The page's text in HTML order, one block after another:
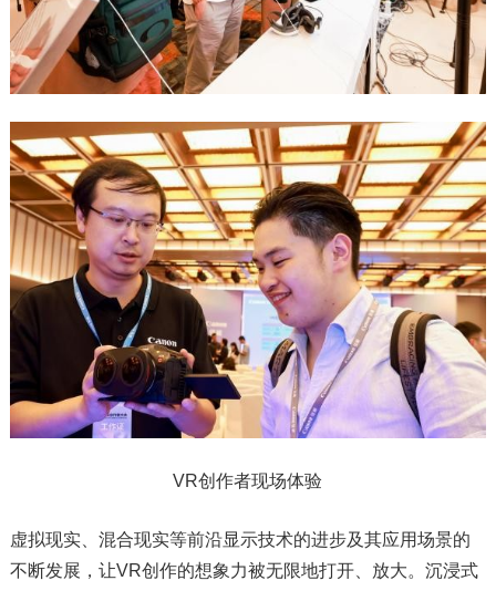
VR创作者现场体验
虚拟现实、混合现实等前沿显示技术的进步及其应用场景的
不断发展，让VR创作的想象力被无限地打开、放大。沉浸式